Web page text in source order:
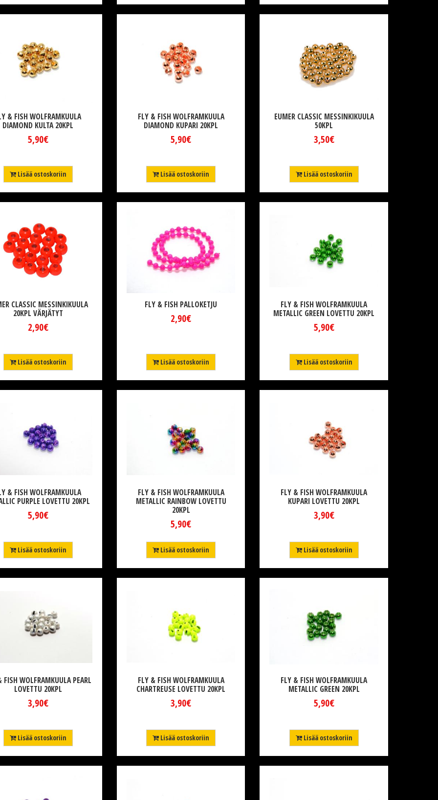
& FISH WOLFRAMKUULA
DIAMOND KULTA 20KPL
5,90€
Lisää ostoskoriin
FLY & FISH WOLFRAMKUULA
DIAMOND KUPARI 20KPL
5,90€
Lisää ostoskoriin
EUMER CLASSIC MESSINKIKUULA
50KPL
3,50€
Lisää ostoskoriin
CLASSIC MESSINKIKUULA
20KPL VÄRJÄTYT
2,90€
Lisää ostoskoriin
FLY & FISH PALLOKETJU
2,90€
Lisää ostoskoriin
FLY & FISH WOLFRAMKUULA
METALLIC GREEN LOVETTU 20KPL
5,90€
Lisää ostoskoriin
& FISH WOLFRAMKUULA
PURPLE LOVETTU 20KPL
5,90€
Lisää ostoskoriin
FLY & FISH WOLFRAMKUULA
METALLIC RAINBOW LOVETTU
20KPL
5,90€
Lisää ostoskoriin
FLY & FISH WOLFRAMKUULA
KUPARI LOVETTU 20KPL
3,90€
Lisää ostoskoriin
FISH WOLFRAMKUULA PEARL
LOVETTU 20KPL
3,90€
Lisää ostoskoriin
FLY & FISH WOLFRAMKUULA
CHARTREUSE LOVETTU 20KPL
3,90€
Lisää ostoskoriin
FLY & FISH WOLFRAMKUULA
METALLIC GREEN 20KPL
5,90€
Lisää ostoskoriin